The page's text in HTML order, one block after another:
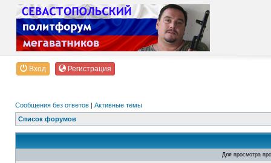
Вход Регистрация
Сообщения без ответов | Активные темы
Список форумов
Для просмотра